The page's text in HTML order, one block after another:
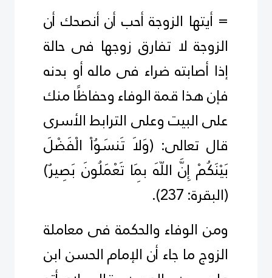
= أيتها الزوجة أحب أن أنصحك أن
الزوجة لا تفارق زوجها فى حالة
إذا أصابته ضراء فى ماله أو بدنه
فإن هذا قمة الوفاء وحفاظًا منك
على البيت وعلى الترابط الأسرى
قال تعالى: )وَلاَ تَنسَوُاْ الْفَضْلَ
بَيْنَكُمْ إِنَّ اللّهَ بِمَا تَعْمَلُونَ بَصِيرٌ(
(البقرة: 237).
ومن الوفاء والحكمة فى معاملة
الزوج ما جاء أن الإمام الحسن ابن